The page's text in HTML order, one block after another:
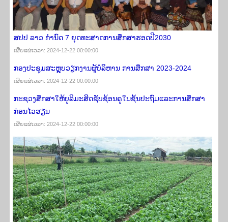
ສປປ ລາວ ກຳນົດ 7 ຍຸດທະສາດການສຶກສາຮອດປີ2030
ເຜີຍ​ແຜ່​ເວ​ລາ: 2024-12-22 00:00:00
ກອງ​ປະ​ຊຸມສະຫຼຸບ​ວຽກ​ງານ​ຜູ້​ບໍ​ລິ​ຫານ ການ​ສຶກ​ສາ 2023-2024
ເຜີຍ​ແຜ່​ເວ​ລາ: 2024-12-22 00:00:00
ກະຊວງສຶກສາໃຫ້ບູລິມະສິດຊັບຊ້ອນຄູໃນຊັ້ນປະຖົມແລະການສຶກສາ
ກ່ອນໄວຮຽນ
ເຜີຍ​ແຜ່​ເວ​ລາ: 2024-12-22 00:00:00